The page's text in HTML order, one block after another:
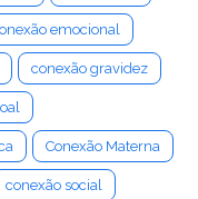
emocional
conexão gravidez
Conexão Materna
conexão social